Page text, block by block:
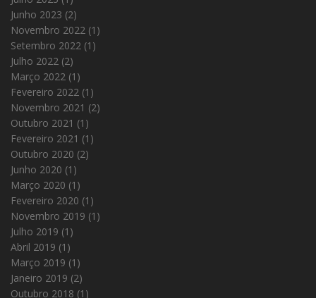
Junho 2023 (2)
Novembro 2022 (1)
Setembro 2022 (1)
Julho 2022 (2)
Março 2022 (1)
Fevereiro 2022 (1)
Novembro 2021 (2)
Outubro 2021 (1)
Fevereiro 2021 (1)
Outubro 2020 (2)
Junho 2020 (1)
Março 2020 (1)
Fevereiro 2020 (1)
Novembro 2019 (1)
Julho 2019 (1)
Abril 2019 (1)
Março 2019 (1)
Janeiro 2019 (2)
Outubro 2018 (1)